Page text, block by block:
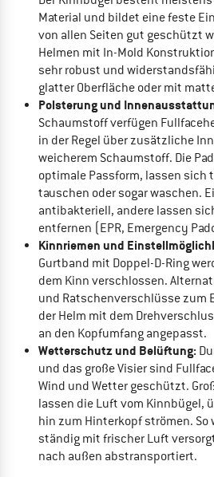
Material und bildet eine feste
von allen Seiten gut geschützt
Helmen mit In-Mold
sehr robust und
glatter Oberfläche oder mit
Polsterung und
Schaumstoff verfügen
in der Regel über zusätzliche
weicherem Schaumstoff. Die
optimale Passform, lassen sich
tauschen oder sogar waschen.
antibakteriell, andere lassen
entfernen (EPR, Emergency
Kinnriemen und
Gurtband mit Doppel-D-Ring
dem Kinn verschlossen.
und Ratschenverschlüsse zum
der Helm mit dem
an den Kopfumfang angepasst.
Wetterschutz und Belüftung:
und das große Visier sind
Wind und Wetter geschützt.
lassen die Luft vom Kinnbügel,
hin zum Hinterkopf strömen. So
ständig mit frischer Luft
nach außen abstransportiert.